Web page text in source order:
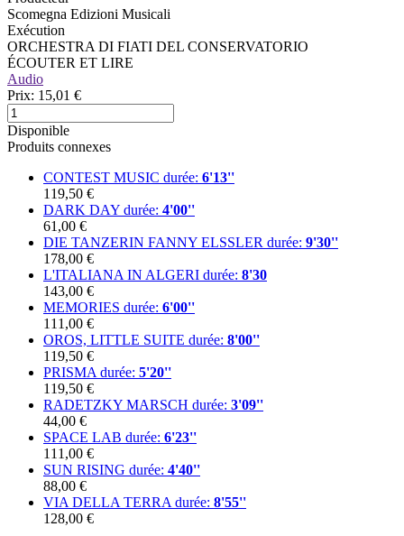
Scomegna Edizioni Musicali
Exécution
ORCHESTRA DI FIATI DEL CONSERVATORIO
ÉCOUTER ET LIRE
Audio
Prix: 15,01 €
Disponible
Produits connexes
CONTEST MUSIC durée: 6'13''
119,50 €
DARK DAY durée: 4'00''
61,00 €
DIE TANZERIN FANNY ELSSLER durée: 9'30''
178,00 €
L'ITALIANA IN ALGERI durée: 8'30
143,00 €
MEMORIES durée: 6'00''
111,00 €
OROS, LITTLE SUITE durée: 8'00''
119,50 €
PRISMA durée: 5'20''
119,50 €
RADETZKY MARSCH durée: 3'09''
44,00 €
SPACE LAB durée: 6'23''
111,00 €
SUN RISING durée: 4'40''
88,00 €
VIA DELLA TERRA durée: 8'55''
128,00 €